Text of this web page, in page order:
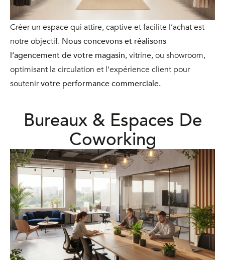
Créer un espace qui attire, captive et facilite l’achat est
notre objectif. Nous concevons et réalisons
l’agencement de votre magasin, vitrine, ou showroom,
optimisant la circulation et l’expérience client pour
soutenirvotre performance commerciale.
Bureaux & Espaces De
Coworking